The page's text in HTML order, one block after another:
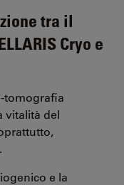
tra il
Cryo e
tomografia
vitalità del
e la